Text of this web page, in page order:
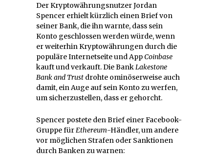
Der Kryptowährungsnutzer Jordan
Spencer erhielt kürzlich einen Brief von
seiner Bank, die ihn warnte, dass sein
Konto geschlossen werden würde, wenn
er weiterhin Kryptowährungen durch die
populäre Internetseite und AppCoinbase
kauft und verkauft. Die BankLakestone
Bank and Trust drohte ominöserweise auch
damit, ein Auge auf sein Konto zu werfen,
um sicherzustellen, dass er gehorcht.
Spencer postete den Brief einer Facebook-
Gruppe fürEthereum-Händler, um andere
vor möglichen Strafen oder Sanktionen
durch Banken zu warnen: